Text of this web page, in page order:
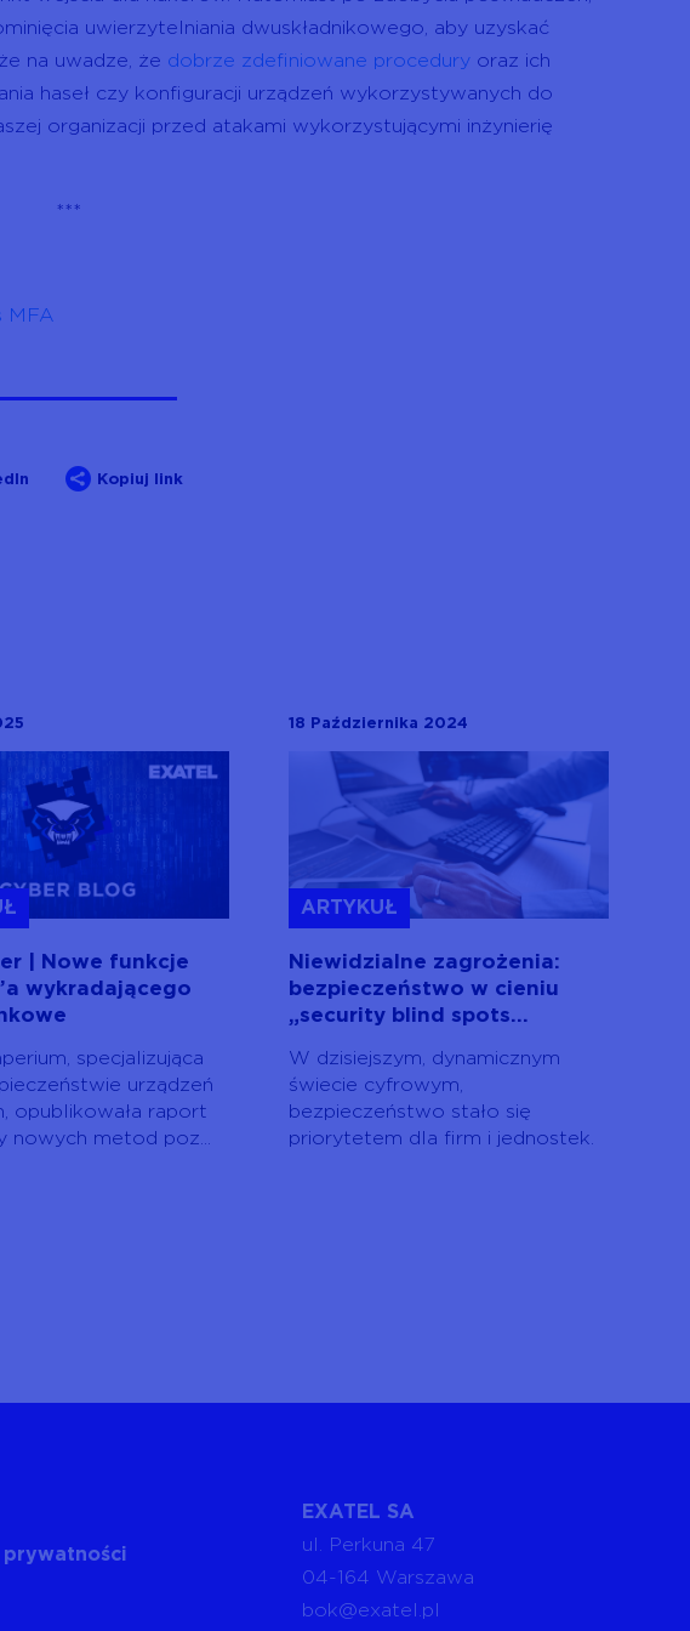
uwierzytelniania dwuskładnikowego, aby uzyskać
na uwadze, że dobrze zdefiniowane procedury oraz ich
haseł czy konfiguracji urządzeń wykorzystywanych do
organizacji przed atakami wykorzystującymi inżynierię
***
MFA
 Kopiuj link
| Nowe funkcje
wykradającego
specjalizująca
urządzeń
opublikowała raport
nowych metod poz...
18 Października 2024
ARTYKUŁ
Niewidzialne zagrożenia:
bezpieczeństwo w cieniu
„security blind spots...
W dzisiejszym, dynamicznym
świecie cyfrowym,
bezpieczeństwo stało się
priorytetem dla firm i jednostek.
prywatności
EXATEL SA
ul. Perkuna 47
04-164 Warszawa
bok@exatel.pl